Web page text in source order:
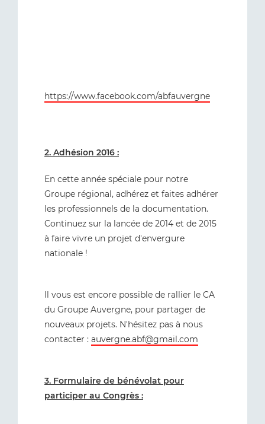
https://www.facebook.com/abfauvergne
2. Adhésion 2016 :
En cette année spéciale pour notre
Groupe régional, adhérez et faites adhérer
les professionnels de la documentation.
Continuez sur la lancée de 2014 et de 2015
à faire vivre un projet d'envergure
nationale !
Il vous est encore possible de rallier le CA
du Groupe Auvergne, pour partager de
nouveaux projets. N'hésitez pas à nous
contacter : auvergne.abf@gmail.com
3. Formulaire de bénévolat pour
participer au Congrès :